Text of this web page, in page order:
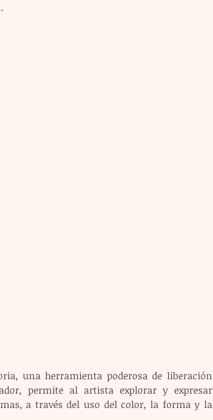
una herramienta poderosa de liberación
permite al artista explorar y expresar
a través del uso del color, la forma y la